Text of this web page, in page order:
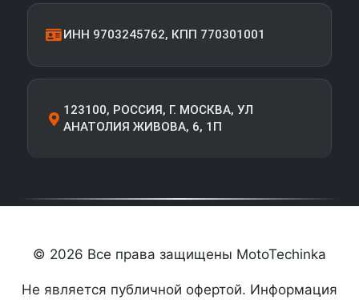
ИНН 9703245762, КПП 770301001
123100, РОССИЯ, Г. МОСКВА, УЛ
АНАТОЛИЯ ЖИВОВА, 6, 1П
© 2026 Все права защищены MotoTechinka
Не является публичной офертой. Информация